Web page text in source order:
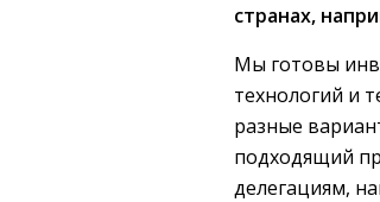
странах,
Мы готовы
технологий и
разные
подходящий
делегациям,